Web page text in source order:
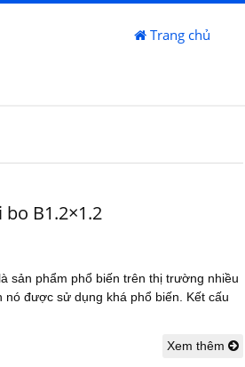
Trang chủ
B1.2×1.2
sản phẩm phổ biến trên thị trường nhiều
được sử dụng khá phổ biến. Kết cấu
Xem thêm